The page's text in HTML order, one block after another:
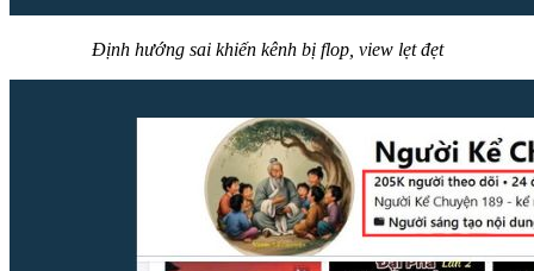
Định hướng sai khiến kênh bị flop, view lẹt đẹt